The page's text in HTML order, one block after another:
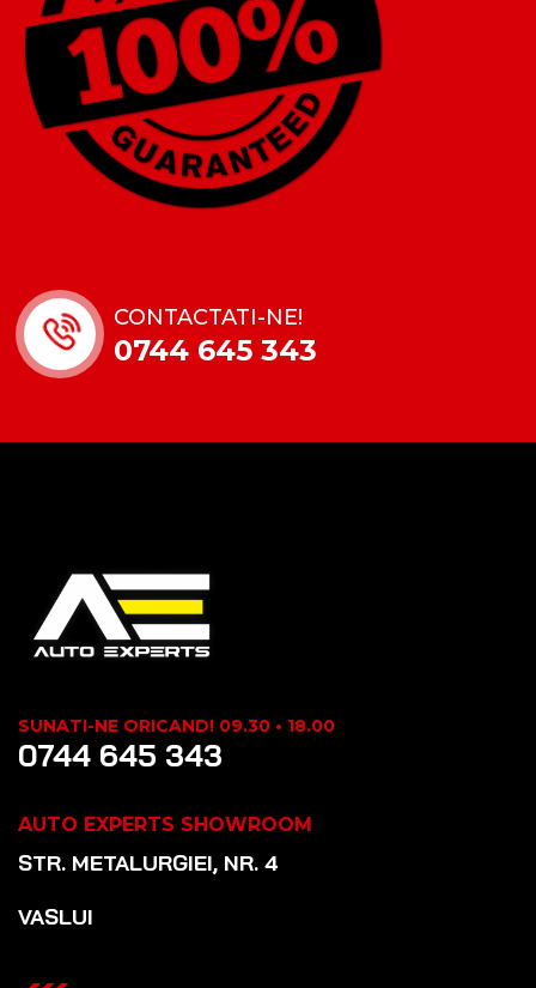
CONTACTATI-NE!
0744 645 343
SUNATI-NE ORICAND! 09.30 • 18.00
0744 645 343
AUTO EXPERTS SHOWROOM
STR. METALURGIEI, NR. 4
VASLUI